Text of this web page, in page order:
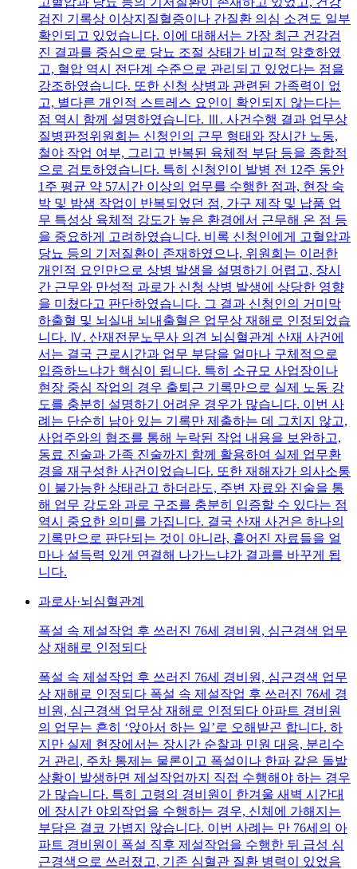
검진 기록상 이상지질혈증이나 간질환 의심 소견도 일부
확인되고 있었습니다. 이에 대해서는 가장 최근 건강검
진 결과를 중심으로 당뇨 조절 상태가 비교적 양호하였
고, 혈압 역시 전단계 수준으로 관리되고 있었다는 점을
강조하였습니다. 또한 신청 상병과 관련된 가족력이 없
고, 별다른 개인적 스트레스 요인이 확인되지 않는다는
점 역시 함께 설명하였습니다. Ⅲ. 사건수행 결과 업무상
질병판정위원회는 신청인의 근무 형태와 장시간 노동,
철야 작업 여부, 그리고 반복된 육체적 부담 등을 종합적
으로 검토하였습니다. 특히 신청인이 발병 전 12주 동안
1주 평균 약 57시간 이상의 업무를 수행한 점과, 현장 숙
박 및 밤샘 작업이 반복되었던 점, 가구 제작 및 납품 업
무 특성상 육체적 강도가 높은 환경에서 근무해 온 점 등
을 중요하게 고려하였습니다. 비록 신청인에게 고혈압과
당뇨 등의 기저질환이 존재하였으나, 위원회는 이러한
개인적 요인만으로 상병 발생을 설명하기 어렵고, 장시
간 근무와 만성적 과로가 신청 상병 발생에 상당한 영향
을 미쳤다고 판단하였습니다. 그 결과 신청인의 거미막
하출혈 및 뇌실내 뇌내출혈은 업무상 재해로 인정되었습
니다. Ⅳ. 산재전문노무사 의견 뇌심혈관계 산재 사건에
서는 결국 근로시간과 업무 부담을 얼마나 구체적으로
입증하느냐가 핵심이 됩니다. 특히 소규모 사업장이나
현장 중심 작업의 경우 출퇴근 기록만으로 실제 노동 강
도를 충분히 설명하기 어려운 경우가 많습니다. 이번 사
례는 단순히 남아 있는 기록만 제출하는 데 그치지 않고,
사업주와의 협조를 통해 누락된 작업 내용을 보완하고,
동료 진술과 가족 진술까지 함께 활용하여 실제 업무환
경을 재구성한 사건이었습니다. 또한 재해자가 의사소통
이 불가능한 상태라고 하더라도, 주변 자료와 진술을 통
해 업무 강도와 과로 구조를 충분히 입증할 수 있다는 점
역시 중요한 의미를 가집니다. 결국 산재 사건은 하나의
기록만으로 판단되는 것이 아니라, 흩어진 자료들을 얼
마나 설득력 있게 연결해 나가느냐가 결과를 바꾸게 됩
니다.
과로사·뇌심혈관계
폭설 속 제설작업 후 쓰러진 76세 경비원, 심근경색 업무
상 재해로 인정되다
폭설 속 제설작업 후 쓰러진 76세 경비원, 심근경색 업무
상 재해로 인정되다 폭설 속 제설작업 후 쓰러진 76세 경
비원, 심근경색 업무상 재해로 인정되다 아파트 경비원
의 업무는 흔히 ‘앉아서 하는 일’로 오해받곤 합니다. 하
지만 실제 현장에서는 장시간 순찰과 민원 대응, 분리수
거 관리, 주차 통제는 물론이고 폭설이나 한파 같은 돌발
상황이 발생하면 제설작업까지 직접 수행해야 하는 경우
가 많습니다. 특히 고령의 경비원이 한겨울 새벽 시간대
에 장시간 야외작업을 수행하는 경우, 신체에 가해지는
부담은 결코 가볍지 않습니다. 이번 사례는 만 76세의 아
파트 경비원이 폭설 직후 제설작업을 수행한 뒤 급성 심
근경색으로 쓰러졌고, 기존 심혈관 질환 병력이 있었음